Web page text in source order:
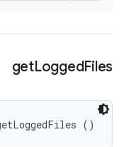
getLoggedFiles
()